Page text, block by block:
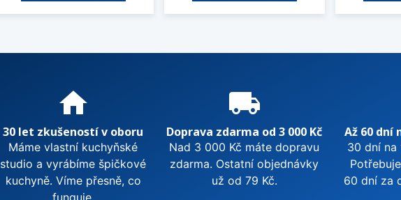
home
30 let zkušeností v oboru
Máme vlastní kuchyňské
studio a vyrábíme špičkové
kuchyně. Víme přesně, co
funguje.
local_shipping
Doprava zdarma od 3 000 Kč
Nad 3 000 Kč máte dopravu
zdarma. Ostatní objednávky
už od 79 Kč.
Až 60 dní
30 dní na
60 dní za